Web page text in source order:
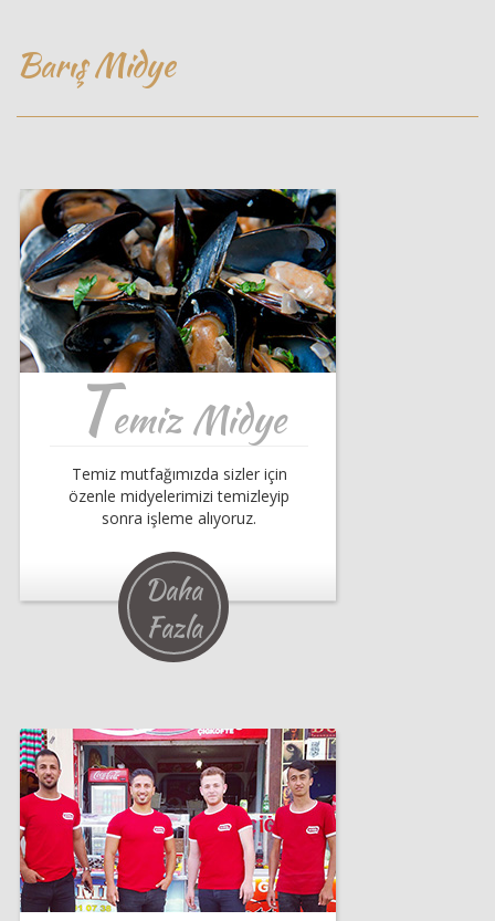
Barış Midye
Temiz Midye
Temiz mutfağımızda sizler için
özenle midyelerimizi temizleyip
sonra işleme alıyoruz.
Daha
Fazla